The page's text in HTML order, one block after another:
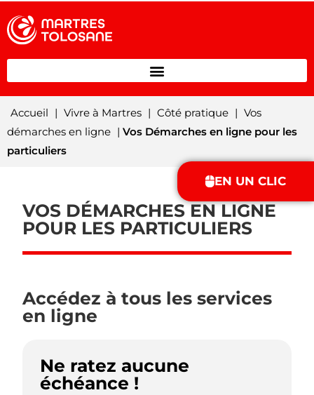
EN UN CLIC
Accueil | Vivre à Martres | Côté pratique | Vos
démarches en ligne | Vos Démarches en ligne pour les
particuliers
VOS DÉMARCHES EN LIGNE
POUR LES PARTICULIERS
Accédez à tous les services
en ligne
Ne ratez aucune
échéance !